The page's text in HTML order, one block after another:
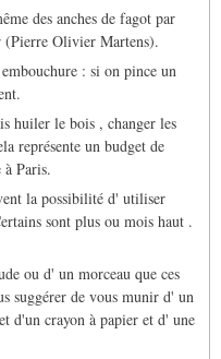
des anches de fagot par
(Pierre Olivier Martens).
: si on pince un
huiler le bois , changer les
représente un budget de
Paris.
la possibilité d' utiliser
sont plus ou mois haut .
ou d' un morceau que ces
suggérer de vous munir d' un
d'un crayon à papier et d' une